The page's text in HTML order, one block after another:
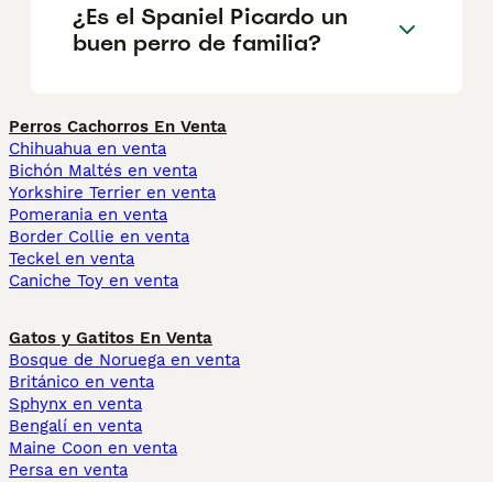
¿Es el Spaniel Picardo un
buen perro de familia?
Perros Cachorros En Venta
Chihuahua en venta
Bichón Maltés en venta
Yorkshire Terrier en venta
Pomerania en venta
Border Collie en venta
Teckel en venta
Caniche Toy en venta
Gatos y Gatitos En Venta
Bosque de Noruega en venta
Británico en venta
Sphynx en venta
Bengalí en venta
Maine Coon en venta
Persa en venta